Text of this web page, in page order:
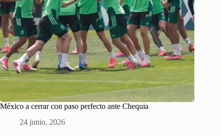
México a cerrar con paso perfecto ante Chequia
24 junio, 2026